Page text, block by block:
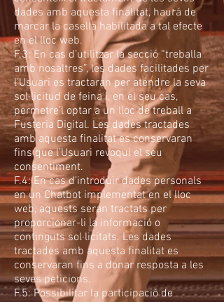
dades amb aquesta finalitat, haurá de
marcar la casella habilitada a tal efecte
en el lloc web.
F.3: En cas d’utilitzar la secció “treballa
amb nosaltres”, les dades facilitades per
l’Usuari es tractaran per atendre la seva
sol·licitud de feina i, en el seu cas,
permetre’l optar a un lloc de treball a
Fusteria Digital. Les dades tractades
amb aquesta finalitat es conservaran
fins que l’Usuari revoqui el seu
consentiment.
F.4: En cas d’introduir dades personals
en un Chatbot implementat en el lloc
web, aquests seran tractats per
proporcionar-li la informació o
continguts sol·licitats. Les dades
tractades amb aquesta finalitat es
conservaran fins a donar resposta a les
seves peticions.
F.5: Possibilitar la participació de